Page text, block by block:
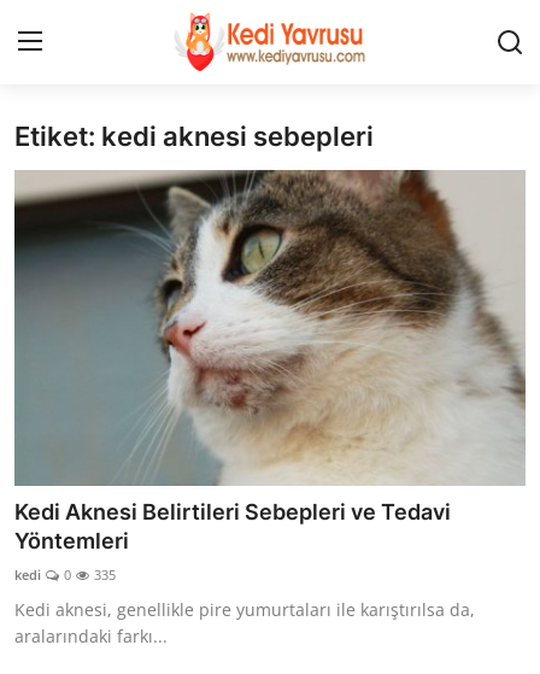
Giriş Kayıt Ol
İLETİŞİM
HAKKIMIZDA
KEDİ BAKIMI
KEDİ MAMASI
Etiket: kedi aknesi sebepleri
Kedi Aknesi Belirtileri Sebepleri ve Tedavi
Yöntemleri
kedi 0 335
Kedi aknesi, genellikle pire yumurtaları ile karıştırılsa da,
aralarındaki farkı...